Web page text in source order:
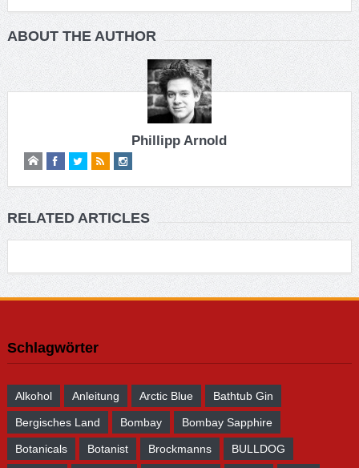
ABOUT THE AUTHOR
Phillipp Arnold
RELATED ARTICLES
Schlagwörter
Alkohol Anleitung Arctic Blue Bathtub Gin
Bergisches Land Bombay Bombay Sapphire
Botanicals Botanist Brockmanns BULLDOG